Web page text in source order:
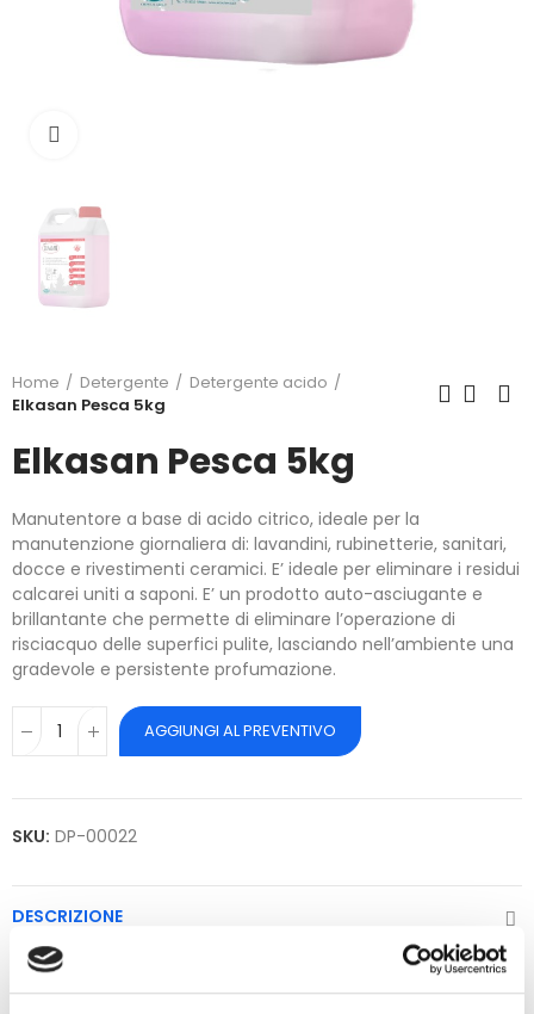
Home Detergente
Detergente acido
Elkasan Pesca 5kg
Elkasan Pesca 5kg
Manutentore a base di acido citrico, ideale per la
manutenzione giornaliera di: lavandini, rubinetterie, sanitari,
docce e rivestimenti ceramici. E’ ideale per eliminare i residui
calcarei uniti a saponi. E’ un prodotto auto-asciugante e
brillantante che permette di eliminare l’operazione di
risciacquo delle superfici pulite, lasciando nell’ambiente una
gradevole e persistente profumazione.
AGGIUNGI AL PREVENTIVO
SKU: DP-00022
DESCRIZIONE
Detergente igienizzante per sanitari.